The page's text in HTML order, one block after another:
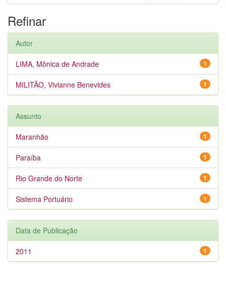
Refinar
Autor
1
LIMA, Mônica de Andrade
1
MILITÃO, Vivianne Benevides
Assunto
1
Maranhão
1
Paraíba
1
Rio Grande do Norte
1
Sistema Portuário
Data de Publicação
1
2011